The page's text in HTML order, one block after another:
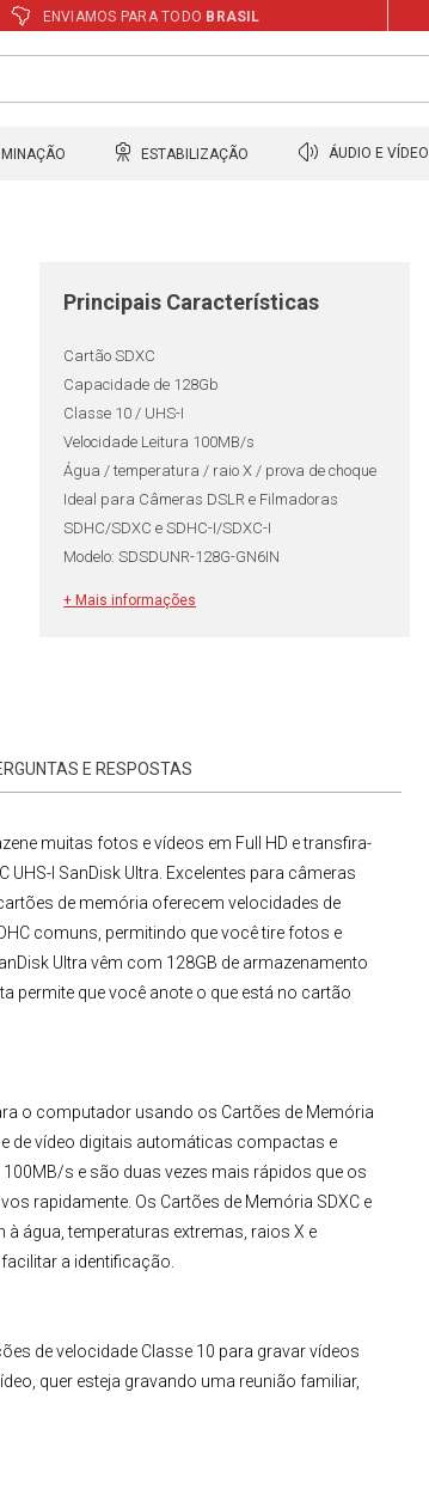
ENVIAMOS PARA TODO BRASIL
ESTABILIZAÇÃO ÁUDIO E VÍDEO
Principais Características
Cartão SDXC
Capacidade de 128Gb
Classe 10 / UHS-I
Velocidade Leitura 100MB/s
Água / temperatura / raio X / prova de choque
Ideal para Câmeras DSLR e Filmadoras
SDHC/SDXC e SDHC-I/SDXC-I
Modelo: SDSDUNR-128G-GN6IN
+ Mais informações
E RESPOSTAS
muitas fotos e vídeos em Full HD e transfira-
UHS-I SanDisk Ultra . Excelentes para câmeras
de memória oferecem velocidades de
comuns, permitindo que você tire fotos e
Ultra vêm com 128GB de armazenamento
permite que você anote o que está no cartão
o computador usando os Cartões de Memória
de vídeo digitais automáticas compactas e
s e são duas vezes mais rápidos que os
rapidamente. Os Cartões de Memória SDXC e
água, temperaturas extremas, raios X e
a identificação.
de velocidade Classe 10 para gravar vídeos
quer esteja gravando uma reunião familiar,